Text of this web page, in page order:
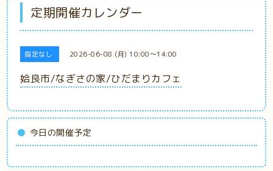
定期開催カレンダー
指定なし 2026-06-08 (月) 10:00～14:00
姶良市/なぎさの家/ひだまりカフェ
今日の開催予定